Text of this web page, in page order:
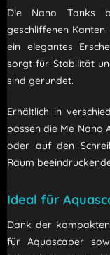
Die Nano Tanks
geschliffenen
ein elegantes
sorgt für Stabilität
sind gerundet.
Erhältlich in
passen die Me Nano
oder auf den
Raum
Ideal für
Dank der
für Aquascaper